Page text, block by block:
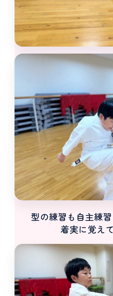
型の練習も自主練習
着実に覚えて